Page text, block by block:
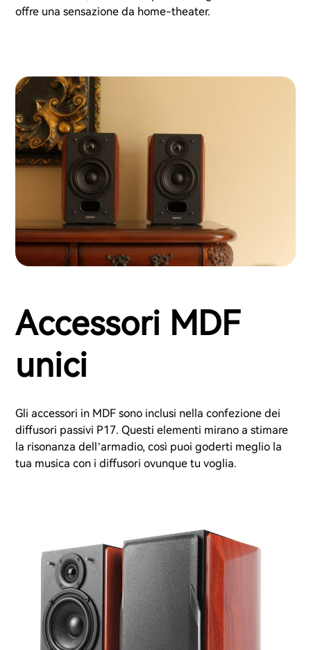
offre una sensazione da home-theater.
Accessori MDF
unici
Gli accessori in MDF sono inclusi nella confezione dei
diffusori passivi P17. Questi elementi mirano a stimare
la risonanza dell’armadio, così puoi goderti meglio la
tua musica con i diffusori ovunque tu voglia.